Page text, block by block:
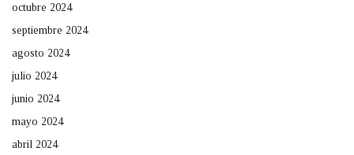
octubre 2024
septiembre 2024
agosto 2024
julio 2024
junio 2024
mayo 2024
abril 2024